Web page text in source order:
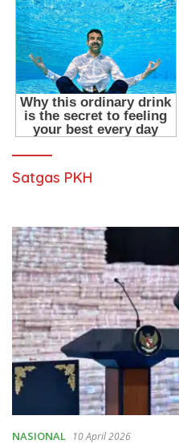
Satgas PKH
NASIONAL 10 April 2026